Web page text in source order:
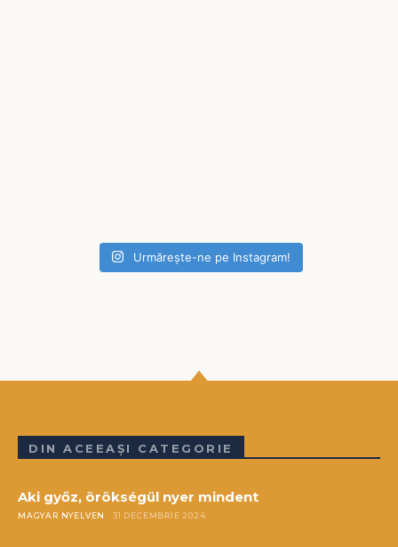
Urmărește-ne pe Instagram!
DIN ACEEAȘI CATEGORIE
Aki győz, örökségül nyer mindent
MAGYAR NYELVEN 31 DECEMBRIE 2024